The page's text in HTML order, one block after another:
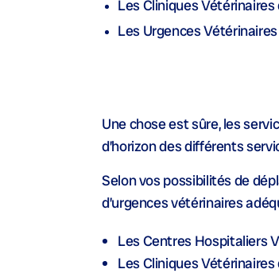
Les Cliniques Vétérinaires
Les Urgences
Une chose est sûre, les
d’horizon des différents
Selon vos possibilités de
d’urgences vétérinaires
Les Centres Hospitaliers
Les Cliniques Vétérinaires